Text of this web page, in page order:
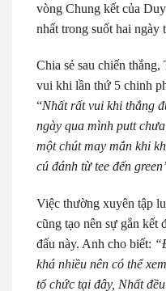
vòng Chung kết của
nhất trong suốt hai ngày
Chia sẻ sau chiến
vui khi lần thứ 5 chinh
“Nhất rất vui khi thắng
ngày qua mình putt
một chút may mắn khi
cú đánh từ tee đến
Việc thường xuyên tập
cũng tạo nên sự gắn kết
đấu này. Anh cho biết:
khá nhiều nên có thể
tổ chức tại đây, Nhất